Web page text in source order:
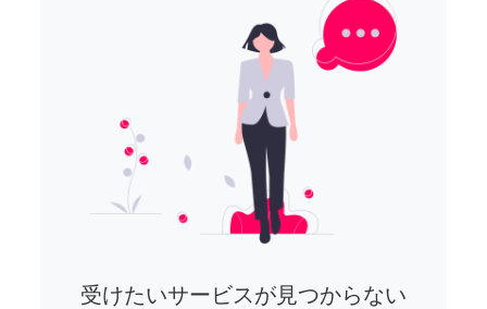
受けたいサービスが見つからない